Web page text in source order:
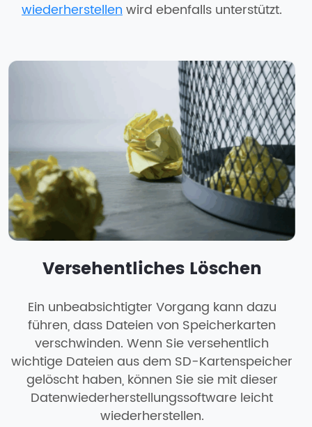
wiederherstellenwird ebenfalls unterstützt.
Versehentliches Löschen
Ein unbeabsichtigter Vorgang kann dazu
führen, dass Dateien von Speicherkarten
verschwinden. Wenn Sie versehentlich
wichtige Dateien aus dem SD-Kartenspeicher
gelöscht haben, können Sie sie mit dieser
Datenwiederherstellungssoftware leicht
wiederherstellen.